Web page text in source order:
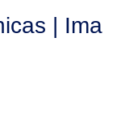
| Ima